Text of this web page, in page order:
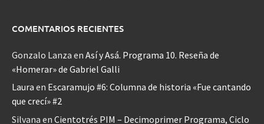
COMENTARIOS RECIENTES
Gonzalo Lanza en Así y Asá. Programa 10. Reseña de
«Homerar» de Gabriel Galli
Laura en Escaramujo #6: Columna de historia «Fue cantando
que crecí» #2
Silvana en Cientotrés PIM – Decimoprimer Programa, Ciclo